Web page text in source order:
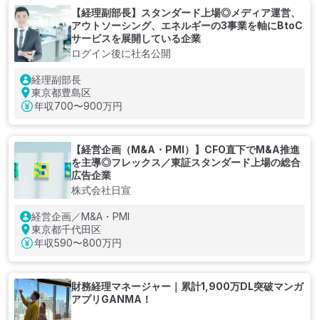
【経理副部長】スタンダード上場◎メディア運営、
アウトソーシング、エネルギーの3事業を軸にBtoC
サービスを展開している企業
ログイン後に社名公開
経理副部長
東京都豊島区
年収700〜900万円
【経営企画（M&A・PMI）】CFO直下でM&A推進
を主導◎フレックス／東証スタンダード上場の総合
広告企業
株式会社日宣
経営企画／M&A・PMI
東京都千代田区
年収590〜800万円
財務経理マネージャー｜累計1,900万DL突破マンガ
アプリGANMA！